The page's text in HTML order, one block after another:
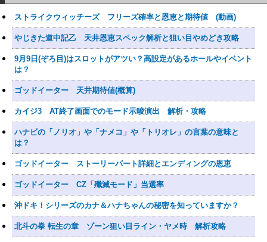
ストライクウィッチーズ フリーズ確率と恩恵と期待値 (動画)
やじきた道中記乙 天井恩恵スペック解析と狙い目やめどき攻略
9月9日(ぞろ目)はスロットがアツい？高設定があるホールやイベント
は？
ゴッドイーター 天井期待値(概算)
カイジ3 AT終了画面でのモード示唆演出 解析・攻略
ハナビの「ノリオ」や「ナメコ」や「トリオレ」の言葉の意味と
は？
ゴッドイーター ストーリーパート詳細とエンディングの恩恵
ゴッドイーター CZ「殲滅モード」当選率
沖ドキ！シリーズのカナ＆ハナちゃんの秘密を知っていますか？
北斗の拳 転生の章 ゾーン狙い目ライン・ヤメ時 解析攻略